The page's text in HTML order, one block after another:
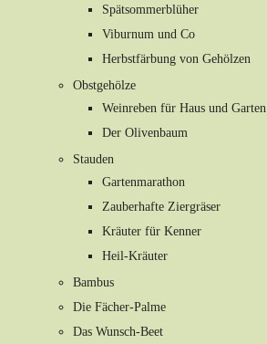
Spätsommerblüher
Viburnum und Co
Herbstfärbung von Gehölzen
Obstgehölze
Weinreben für Haus und Garten
Der Olivenbaum
Stauden
Gartenmarathon
Zauberhafte Ziergräser
Kräuter für Kenner
Heil-Kräuter
Bambus
Die Fächer-Palme
Das Wunsch-Beet